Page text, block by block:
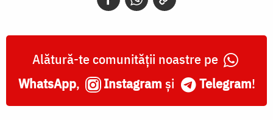
Alătură-te comunității noastre pe
WhatsApp, Instagram și Telegram!